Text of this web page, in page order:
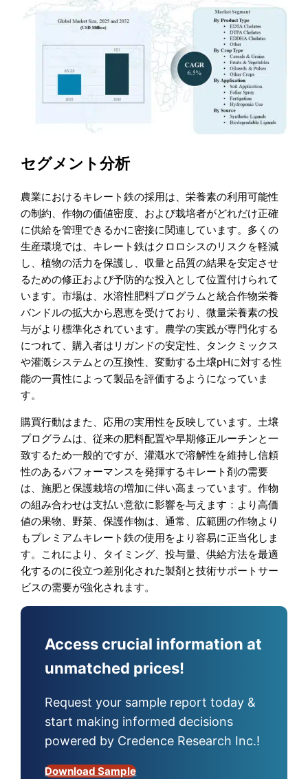
セグメント分析
農業におけるキレート鉄の採用は、栄養素の利用可能性
の制約、作物の価値密度、および栽培者がどれだけ正確
に供給を管理できるかに密接に関連しています。多くの
生産環境では、キレート鉄はクロロシスのリスクを軽減
し、植物の活力を保護し、収量と品質の結果を安定させ
るための修正および予防的な投入として位置付けられて
います。市場は、水溶性肥料プログラムと統合作物栄養
バンドルの拡大から恩恵を受けており、微量栄養素の投
与がより標準化されています。農学の実践が専門化する
につれて、購入者はリガンドの安定性、タンクミックス
や灌漑システムとの互換性、変動する土壌pHに対する性
能の一貫性によって製品を評価するようになっていま
す。
購買行動はまた、応用の実用性を反映しています。土壌
プログラムは、従来の肥料配置や早期修正ルーチンと一
致するため一般的ですが、灌漑水で溶解性を維持し信頼
性のあるパフォーマンスを発揮するキレート剤の需要
は、施肥と保護栽培の増加に伴い高まっています。作物
の組み合わせは支払い意欲に影響を与えます：より高価
値の果物、野菜、保護作物は、通常、広範囲の作物より
もプレミアムキレート鉄の使用をより容易に正当化しま
す。これにより、タイミング、投与量、供給方法を最適
化するのに役立つ差別化された製剤と技術サポートサー
ビスの需要が強化されます。
Access crucial information at
unmatched prices!
Request your sample report today &
start making informed decisions
powered by Credence Research Inc.!
Download Sample